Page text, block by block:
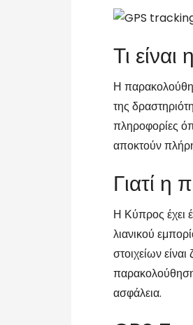
Τι
Η
της
πληροφορίες
αποκτούν
Γιατί η
Η Κύπρος έχει
λιανικού
στοιχείων
ασφάλεια.